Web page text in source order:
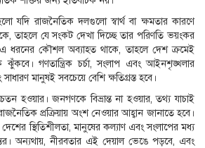
যদি রাজনৈতিক দলগুলো স্বার্থ বা ক্ষমতার কারণে
তাহলে যে সংকট দেখা দিচ্ছে তার পরিণতি ভয়ংকর
ধরনের কৌশল অব্যাহত থাকে, তাহলে দেশ ক্রমেই
ঝুঁকবে। গণতান্ত্রিক চর্চা, সংলাপ এবং আইনশৃঙ্খলার
মানুষই সবচেয়ে বেশি ক্ষতিগ্রস্ত হবে।
হওয়ার। জনগণকে বিভ্রান্ত না হওয়ার, তথ্য যাচাই
প্রক্রিয়ায় অংশ নেওয়ার আহ্বান জানাতে হবে।
স্থিতিশীলতা, মানুষের কল্যাণ এবং সংলাপের মধ্য
অন্যথায়, নীরবতার এই দেয়াল ভেঙে পড়বে, এবং